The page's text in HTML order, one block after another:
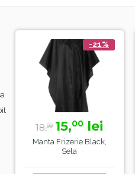
-21%
18,99 15,00 lei
Manta Frizerie Black,
Sela